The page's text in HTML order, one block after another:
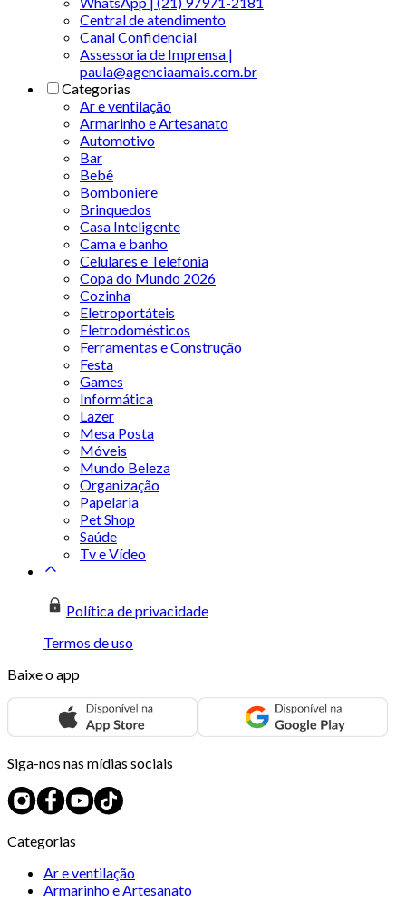
Central de atendimento
Canal Confidencial
Assessoria de Imprensa |
paula@agenciaamais.com.br
Categorias
Ar e ventilação
Armarinho e Artesanato
Automotivo
Bar
Bebê
Bomboniere
Brinquedos
Casa Inteligente
Cama e banho
Celulares e Telefonia
Copa do Mundo 2026
Cozinha
Eletroportáteis
Eletrodomésticos
Ferramentas e Construção
Festa
Games
Informática
Lazer
Mesa Posta
Móveis
Mundo Beleza
Organização
Papelaria
Pet Shop
Saúde
Tv e Vídeo
Política de privacidade
Termos de uso
Baixe o app
Siga-nos nas mídias sociais
Categorias
Ar e ventilação
Armarinho e Artesanato